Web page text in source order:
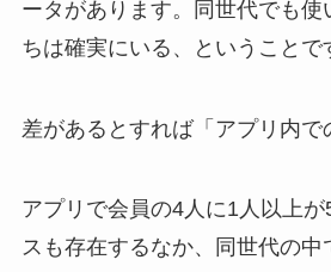
ータがあります。同世代でも使
ちは確実にいる、ということで
差があるとすれば「アプリ内で
アプリで会員の4人に1人以上
スも存在するなか、同世代の中